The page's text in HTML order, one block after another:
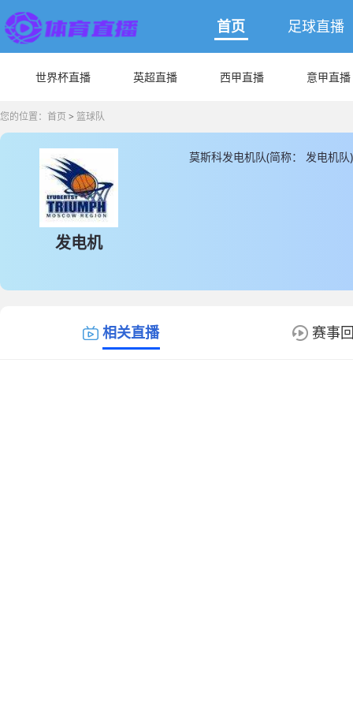
首页 足球直播
世界杯直播 英超直播 西甲直播 意甲直播
您的位置： 首页 > 篮球队
发电机
莫斯科发电机队(简称： 发电机
相关直播 赛事